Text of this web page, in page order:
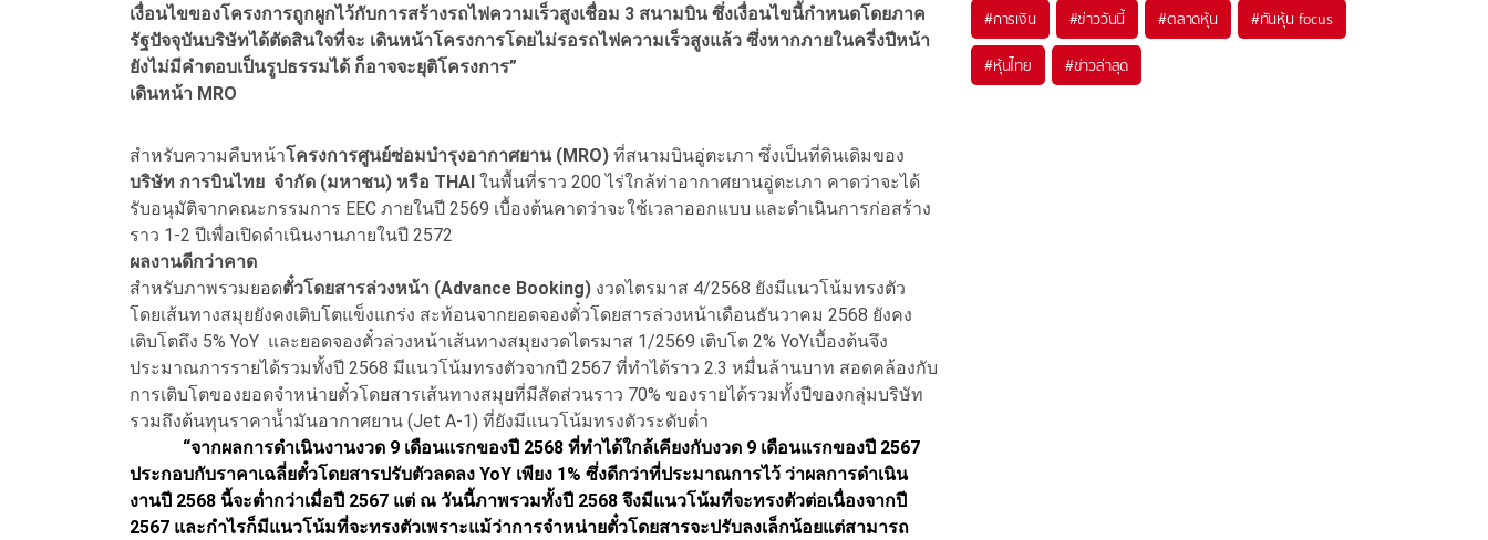
เงื่อนไขของโครงการถูกผูกไว้กับการสร้างรถไฟความเร็วสูงเชื่อม 3 สนามบิน ซึ่งเงื่อนไขนี้กำหนดโดยภาค
รัฐปัจจุบันบริษัทได้ตัดสินใจที่จะ เดินหน้าโครงการโดยไม่รอรถไฟความเร็วสูงแล้ว ซึ่งหากภายในครี่งปีหน้า
ยังไม่มีคำตอบเป็นรูปธรรมได้ ก็อาจจะยุติโครงการ”
เดินหน้า MRO
สำหรับความคืบหน้าโครงการศูนย์ซ่อมบำรุงอากาศยาน (MRO) ที่สนามบินอู่ตะเภา ซึ่งเป็นที่ดินเดิมของ
บริษัท การบินไทย จำกัด (มหาชน) หรือ THAI ในพื้นที่ราว 200 ไร่ใกล้ท่าอากาศยานอู่ตะเภา คาดว่าจะได้
รับอนุมัติจากคณะกรรมการ EEC ภายในปี 2569 เบื้องต้นคาดว่าจะใช้เวลาออกแบบ และดำเนินการก่อสร้าง
ราว 1-2 ปีเพื่อเปิดดำเนินงานภายในปี 2572
ผลงานดีกว่าคาด
สำหรับภาพรวมยอดตั๋วโดยสารล่วงหน้า (Advance Booking) งวดไตรมาส 4/2568 ยังมีแนวโน้มทรงตัว
โดยเส้นทางสมุยยังคงเติบโตแข็งแกร่ง สะท้อนจากยอดจองตั๋วโดยสารล่วงหน้าเดือนธันวาคม 2568 ยังคง
เติบโตถึง 5% YoY และยอดจองตั๋วล่วงหน้าเส้นทางสมุยงวดไตรมาส 1/2569 เติบโต 2% YoYเบื้องต้นจึง
ประมาณการรายได้รวมทั้งปี 2568 มีแนวโน้มทรงตัวจากปี 2567 ที่ทำได้ราว 2.3 หมื่นล้านบาท สอดคล้องกับ
การเติบโตของยอดจำหน่ายตั๋วโดยสารเส้นทางสมุยที่มีสัดส่วนราว 70% ของรายได้รวมทั้งปีของกลุ่มบริษัท
รวมถึงต้นทุนราคาน้ำมันอากาศยาน (Jet A-1) ที่ยังมีแนวโน้มทรงตัวระดับต่ำ
“จากผลการดำเนินงานงวด 9 เดือนแรกของปี 2568 ที่ทำได้ใกล้เคียงกับงวด 9 เดือนแรกของปี 2567
ประกอบกับราคาเฉลี่ยตั๋วโดยสารปรับตัวลดลง YoY เพียง 1% ซึ่งดีกว่าที่ประมาณการไว้ ว่าผลการดำเนิน
งานปี 2568 นี้จะต่ำกว่าเมื่อปี 2567 แต่ ณ วันนี้ภาพรวมทั้งปี 2568 จึงมีแนวโน้มที่จะทรงตัวต่อเนื่องจากปี
2567 และกำไรก็มีแนวโน้มที่จะทรงตัวเพราะแม้ว่าการจำหน่ายตั๋วโดยสารจะปรับลงเล็กน้อยแต่สามารถ
#การเงิน #ข่าววันนี้ #ตลาดหุ้น #ทันหุ้น focus
#หุ้นไทย #ข่าวล่าสุด